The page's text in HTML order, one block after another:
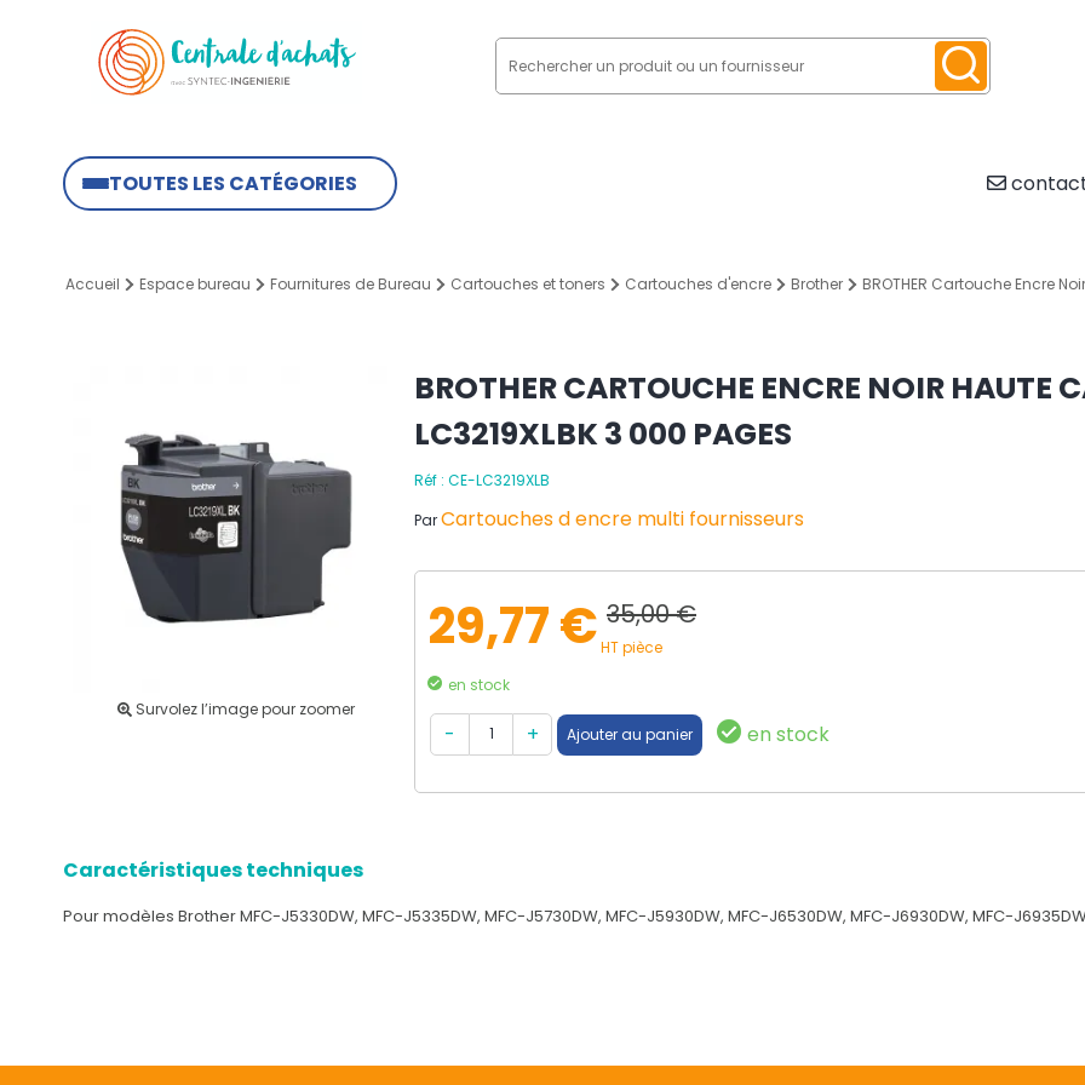
TOUTES LES CATÉGORIES
Accueil Espace bureau Fournitures de Bureau Cartouches et toners Cartouches d'encre Brother BROTHER Cartouche Encre
Survolez l’image pour zoomer
BROTHER CARTOUCHE ENCRE NOIR HAUTE
LC3219XLBK 3 000 PAGES
Réf : CE-LC3219XLB
ParCartouches d encre multi fournisseurs
29,77 € 35,00 €
HT pièce
en stock
en stock
Caractéristiques techniques
Pour modèles Brother MFC-J5330DW, MFC-J5335DW, MFC-J5730DW, MFC-J5930DW, MFC-J6530DW, MFC-J6930DW, MFC-